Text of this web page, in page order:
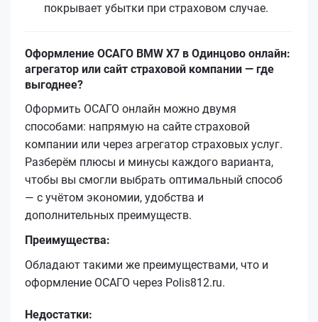
покрывает убытки при страховом случае.
Оформление ОСАГО BMW X7 в Одинцово онлайн:
агрегатор или сайт страховой компании — где
выгоднее?
Оформить ОСАГО онлайн можно двумя
способами: напрямую на сайте страховой
компании или через агрегатор страховых услуг.
Разберём плюсы и минусы каждого варианта,
чтобы вы смогли выбрать оптимальный способ
— с учётом экономии, удобства и
дополнительных преимуществ.
Преимущества:
Обладают такими же преимуществами, что и
оформление ОСАГО через Polis812.ru.
Недостатки: